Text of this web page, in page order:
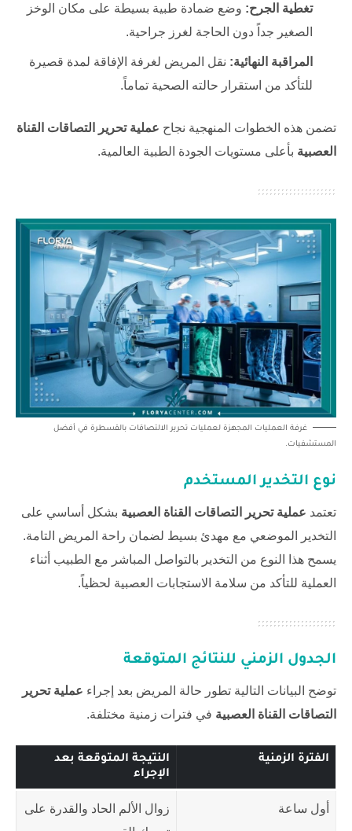
تغطية الجرح: وضع ضمادة طبية بسيطة على مكان الوخز
الصغير جداً دون الحاجة لغرز جراحية.
المراقبة النهائية: نقل المريض لغرفة الإفاقة لمدة قصيرة
للتأكد من استقرار حالته الصحية تماماً.
تضمن هذه الخطوات المنهجية نجاح عملية تحرير التصاقات القناة
العصبية بأعلى مستويات الجودة الطبية العالمية.
غرفة العمليات المجهزة لعمليات تحرير الالتصاقات بالقسطرة في أفضل
المستشفيات.
نوع التخدير المستخدم
تعتمد عملية تحرير التصاقات القناة العصبية بشكل أساسي على
التخدير الموضعي مع مهدئ بسيط لضمان راحة المريض التامة.
يسمح هذا النوع من التخدير بالتواصل المباشر مع الطبيب أثناء
العملية للتأكد من سلامة الاستجابات العصبية لحظياً.
الجدول الزمني للنتائج المتوقعة
توضح البيانات التالية تطور حالة المريض بعد إجراء عملية تحرير
التصاقات القناة العصبية في فترات زمنية مختلفة.
الفترة الزمنية
النتيجة المتوقعة بعد
الإجراء
أول ساعة
زوال الألم الحاد والقدرة على